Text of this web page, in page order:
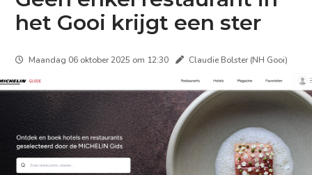
het Gooi krijgt een ster
Maandag 06 oktober 2025 om 12:30 Claudie Bolster (NH Gooi)